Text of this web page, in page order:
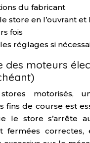
du fabricant
store en l’ouvrant
fois
réglages si
des moteurs
motorisés,
fins de course est
le store s’arrête
fermées correctes,